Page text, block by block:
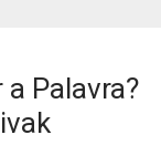
Palavra?